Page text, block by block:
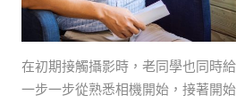
在初期接觸攝影時，老同學也同時
一步一步從熟悉相機開始，接著開